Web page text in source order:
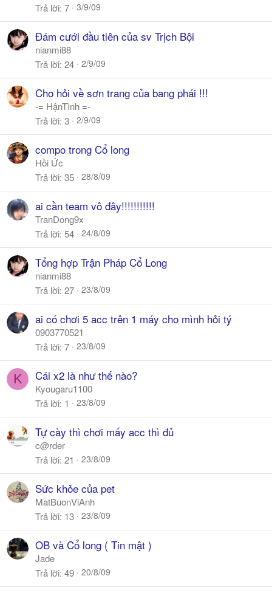
Trả lời 7 3/9/09
Đám cưới đầu tiên của sv Trịch Bội
nianmi88
Trả lời 24 2/9/09
Cho hỏi về sơn trang của bang phái !!!
-= HậnTình =-
Trả lời 3 2/9/09
compo trong Cổ long
Hồi Ức
Trả lời 35 28/8/09
ai cần team vô đây!!!!!!!!!!!
TranDong9x
Trả lời 54 24/8/09
Tổng hợp Trận Pháp Cổ Long
nianmi88
Trả lời 27 23/8/09
ai có chơi 5 acc trên 1 máy cho mình hỏi tý
0903770521
Trả lời 7 23/8/09
K Cái x2 là như thế nào?
Kyougaru1100
Trả lời 1 23/8/09
Tự cày thì chơi mấy acc thì đủ
c@rder
Trả lời 21 23/8/09
Sức khỏe của pet
MatBuonViAnh
Trả lời 13 23/8/09
OB và Cổ long ( Tin mật )
Jade
Trả lời 49 20/8/09